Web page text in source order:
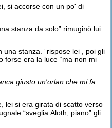
si accorse con un po' di
stanza da solo” rimuginò lui
stanza.” rispose lei , poi gli
forse era la luce “ma non mi
giusto un'orlan che mi fa
lei si era girata di scatto verso
“sveglia Aloth, piano” gli